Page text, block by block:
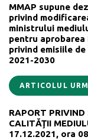
MMAP supune
privind
ministrului
pentru
privind emisiile
2021-2030
ARTICOLUL
RAPORT
CALITĂŢII
17.12.2021, ora